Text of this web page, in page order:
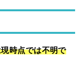
時点では不明で